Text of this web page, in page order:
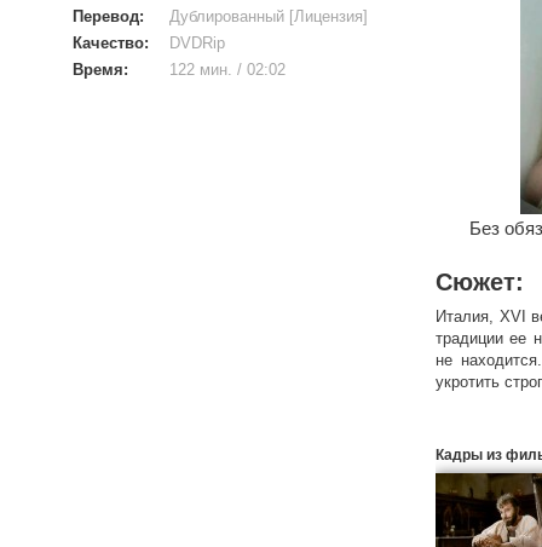
Перевод:
Дублированный [Лицензия]
Качество:
DVDRip
Время:
122 мин. / 02:02
Без
Сюжет:
Италия, XVI
традиции ее
не
укротить
Кадры из